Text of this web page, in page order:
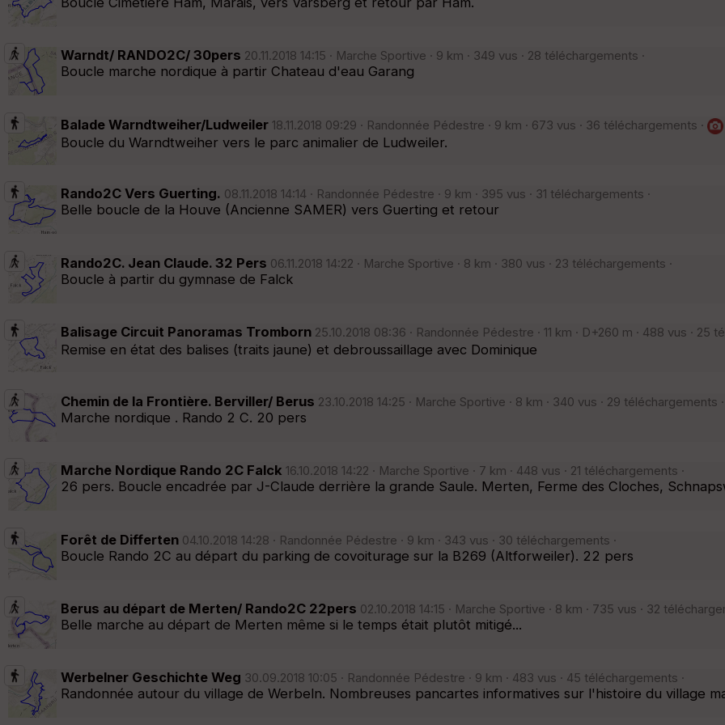
Warndt/ RANDO2C/ 30pers 20.11.2018 14:15 · Marche Sportive · 9 km · 349 vus · 28 téléchargements ·
Boucle marche nordique à partir Chateau d'eau Garang
Balade Warndtweiher/Ludweiler 18.11.2018 09:29 · Randonnée Pédestre · 9 km · 673 vus · 36 téléchargements ·
Boucle du Warndtweiher vers le parc animalier de Ludweiler.
Rando2C Vers Guerting. 08.11.2018 14:14 · Randonnée Pédestre · 9 km · 395 vus · 31 téléchargements ·
Belle boucle de la Houve (Ancienne SAMER) vers Guerting et retour
Rando2C. Jean Claude. 32 Pers 06.11.2018 14:22 · Marche Sportive · 8 km · 380 vus · 23 téléchargements ·
Boucle à partir du gymnase de Falck
Balisage Circuit Panoramas Tromborn 25.10.2018 08:36 · Randonnée Pédestre · 11 km · D+260 m · 488 vus · 25
Remise en état des balises (traits jaune) et debroussaillage avec Dominique
Chemin de la Frontière. Berviller/ Berus 23.10.2018 14:25 · Marche Sportive · 8 km · 340 vus · 29 téléchargements ·
Marche nordique . Rando 2 C. 20 pers
Marche Nordique Rando 2C Falck 16.10.2018 14:22 · Marche Sportive · 7 km · 448 vus · 21 téléchargements ·
26 pers. Boucle encadrée par J-Claude derrière la grande Saule. Merten, Ferme des Cloches,
Forêt de Differten 04.10.2018 14:28 · Randonnée Pédestre · 9 km · 343 vus · 30 téléchargements ·
Boucle Rando 2C au départ du parking de covoiturage sur la B269 (Altforweiler). 22 pers
Berus au départ de Merten/ Rando2C 22pers 02.10.2018 14:15 · Marche Sportive · 8 km · 735 vus · 32
Belle marche au départ de Merten même si le temps était plutôt mitigé...
Werbelner Geschichte Weg 30.09.2018 10:05 · Randonnée Pédestre · 9 km · 483 vus · 45 téléchargements ·
Randonnée autour du village de Werbeln. Nombreuses pancartes informatives sur l'histoire du village